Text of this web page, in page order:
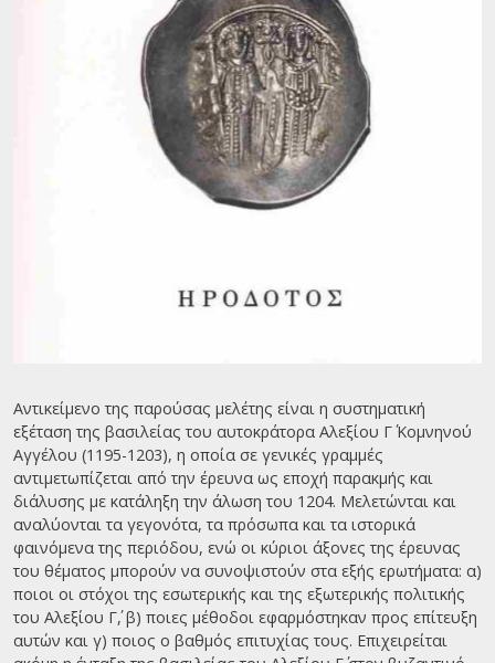
Αντικείμενο της παρούσας μελέτης είναι η συστηματική
εξέταση της βασιλείας του αυτοκράτορα Αλεξίου Γ΄ Κομνηνού
Αγγέλου (1195-1203), η οποία σε γενικές γραμμές
αντιμετωπίζεται από την έρευνα ως εποχή παρακμής και
διάλυσης με κατάληξη την άλωση του 1204. Μελετώνται και
αναλύονται τα γεγονότα, τα πρόσωπα και τα ιστορικά
φαινόμενα της περιόδου, ενώ οι κύριοι άξονες της έρευνας
του θέματος μπορούν να συνοψιστούν στα εξής ερωτήματα: α)
ποιοι οι στόχοι της εσωτερικής και της εξωτερικής πολιτικής
του Αλεξίου Γ΄, β) ποιες μέθοδοι εφαρμόστηκαν προς επίτευξη
αυτών και γ) ποιος ο βαθμός επιτυχίας τους. Επιχειρείται